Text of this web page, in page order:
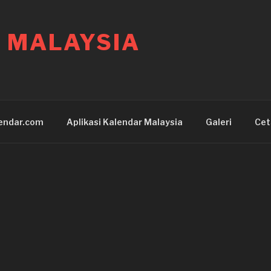
MALAYSIA
Aplikasi Kalendar Malaysia Galeri